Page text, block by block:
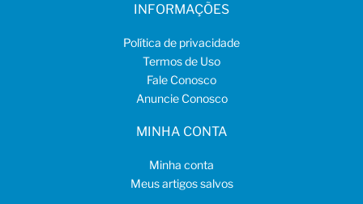
INFORMAÇÕES
Política de privacidade
Termos de Uso
Fale Conosco
Anuncie Conosco
MINHA CONTA
Minha conta
Meus artigos salvos